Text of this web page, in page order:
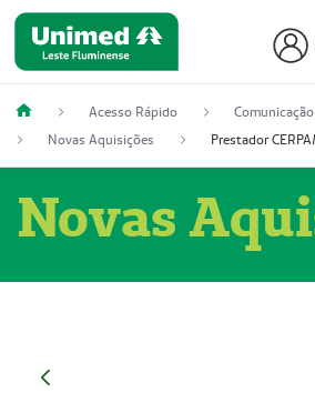
Acesso Rápido
Comunicação
Novas Aquisições
Novas